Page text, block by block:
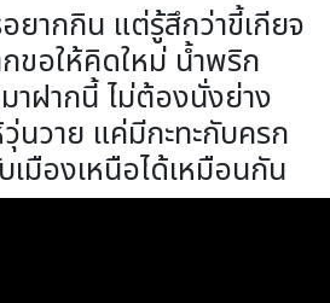
ยากกิน แต่รู้สึกว่าขี้เกียจ
กขอให้คิดใหม่ น้ำพริก
าฝากนี้ ไม่ต้องนั่งย่าง
นวาย แค่มีกะทะกับครก
มืองเหนือได้เหมือนกัน